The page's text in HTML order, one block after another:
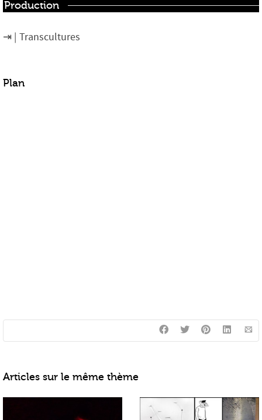
Production
Transcultures
Plan
Articles sur le même thème